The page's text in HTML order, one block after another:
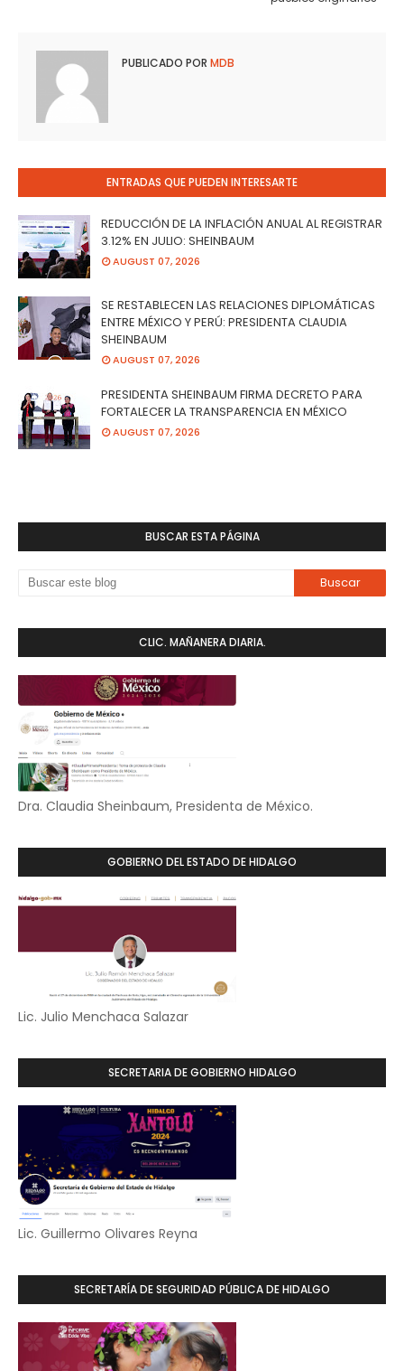
PUBLICADO POR MDB
ENTRADAS QUE PUEDEN INTERESARTE
REDUCCIÓN DE LA INFLACIÓN ANUAL AL REGISTRAR
3.12% EN JULIO: SHEINBAUM
AUGUST 07, 2026
SE RESTABLECEN LAS RELACIONES DIPLOMÁTICAS
ENTRE MÉXICO Y PERÚ: PRESIDENTA CLAUDIA
SHEINBAUM
AUGUST 07, 2026
PRESIDENTA SHEINBAUM FIRMA DECRETO PARA
FORTALECER LA TRANSPARENCIA EN MÉXICO
AUGUST 07, 2026
BUSCAR ESTA PÁGINA
CLIC. MAÑANERA DIARIA.
Dra. Claudia Sheinbaum, Presidenta de México.
GOBIERNO DEL ESTADO DE HIDALGO
Lic. Julio Menchaca Salazar
SECRETARIA DE GOBIERNO HIDALGO
Lic. Guillermo Olivares Reyna
SECRETARÍA DE SEGURIDAD PÚBLICA DE HIDALGO